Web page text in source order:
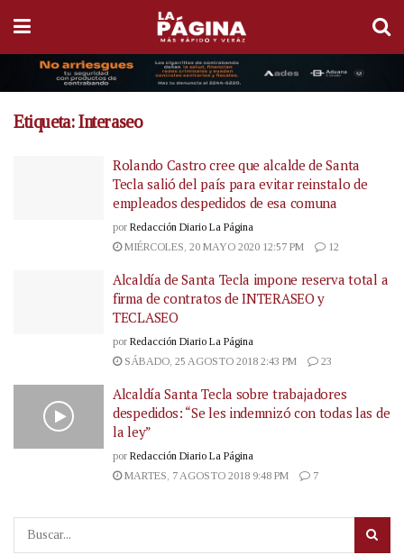
Etiqueta:Interaseo
Rolando Castro cree que alcalde de Santa
Tecla salió del país para evitar reinstalo de
empleados despedidos de esa comuna
por Redacción Diario La Página
MIÉRCOLES, 20 MAYO 2020 12:57 PM
12
Alcaldía de Santa Tecla impone reserva total a
firma de contratos de INTERASEO y
TECLASEO
por Redacción Diario La Página
SÁBADO, 25 AGOSTO 2018 2:43 PM
23
Alcaldía Santa Tecla sobre trabajadores
despedidos: “Se les indemnizó con todas las de
la ley”
por Redacción Diario La Página
MARTES, 7 AGOSTO 2018 9:48 PM
7